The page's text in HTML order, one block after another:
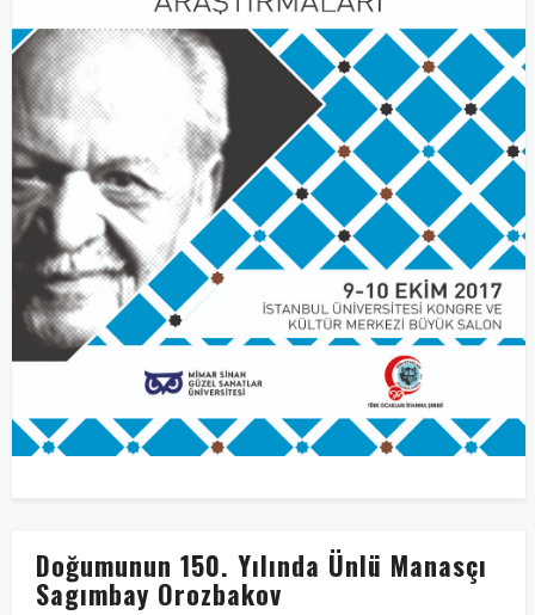
Doğumunun 150. Yılında Ünlü Manasçı
Sagımbay Orozbakov